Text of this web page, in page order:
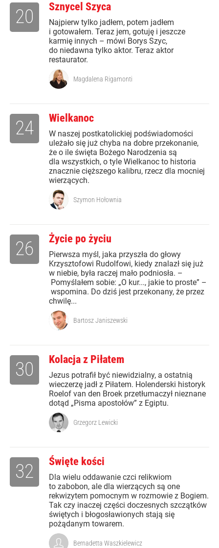
Sznycel Szyca
Najpierw tylko jadłem, potem jadłem
i gotowałem. Teraz jem, gotuję i jeszcze
karmię innych – mówi Borys Szyc,
do niedawna tylko aktor. Teraz aktor
restaurator.
20
Magdalena Rigamonti
Wielkanoc
W naszej postkatolickiej podświadomości
uleżało się już chyba na dobre przekonanie,
że o ile święta Bożego Narodzenia są
dla wszystkich, o tyle Wielkanoc to historia
znacznie cięższego kalibru, rzecz dla mocniej
wierzących.
24
Szymon Hołownia
Życie po życiu
Pierwsza myśl, jaka przyszła do głowy
Krzysztofowi Rudolfowi, kiedy znalazł się już
w niebie, była raczej mało podniosła. –
Pomyślałem sobie: „O kur..., jakie to proste” –
wspomina. Do dziś jest przekonany, że przez
chwilę...
26
Bartosz Janiszewski
Kolacja z Piłatem
Jezus potrafił być niewidzialny, a ostatnią
wieczerzę jadł z Piłatem. Holenderski historyk
Roelof van den Broek przetłumaczył nieznane
dotąd „Pisma apostołów” z Egiptu.
30
Grzegorz Lewicki
Święte kości
Dla wielu oddawanie czci relikwiom
to zabobon, ale dla wierzących są one
rekwizytem pomocnym w rozmowie z Bogiem.
Tak czy inaczej części doczesnych szczątków
świętych i błogosławionych stają się
pożądanym towarem.
32
Bernadetta Waszkielewicz